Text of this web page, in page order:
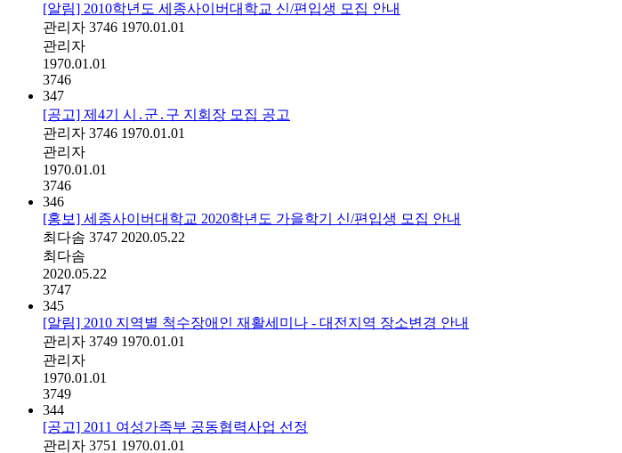
[알림] 2010학년도 세종사이버대학교 신/편입생 모집 안내
관리자 3746 1970.01.01
관리자
1970.01.01
3746
347
[공고] 제4기 시․군․구 지회장 모집 공고
관리자 3746 1970.01.01
관리자
1970.01.01
3746
346
[홍보] 세종사이버대학교 2020학년도 가을학기 신/편입생 모집 안내
최다솜 3747 2020.05.22
최다솜
2020.05.22
3747
345
[알림] 2010 지역별 척수장애인 재활세미나 - 대전지역 장소변경 안내
관리자 3749 1970.01.01
관리자
1970.01.01
3749
344
[공고] 2011 여성가족부 공동협력사업 선정
관리자 3751 1970.01.01